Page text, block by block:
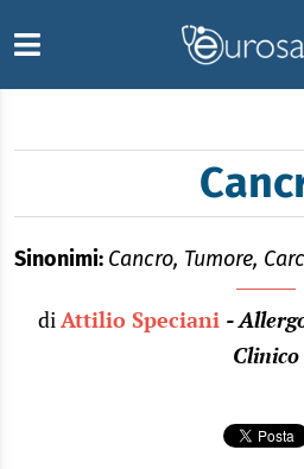
Sinonimi: Cancro, Tumore,
diAttilio Speciani -
Clinico